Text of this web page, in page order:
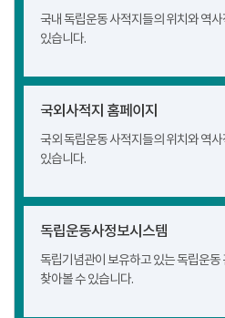
국내 독립운동 사적지들의 위치와 역
있습니다.
국외사적지 홈페이지
국외 독립운동 사적지들의 위치와 역
있습니다.
독립운동사정보시스템
독립기념관이 보유하고 있는 독립운동
찾아볼 수 있습니다.